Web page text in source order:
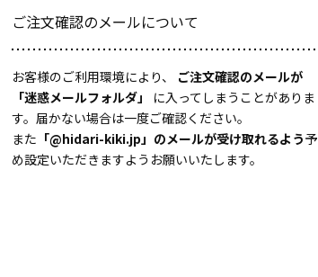
ご注文確認のメールについて
お客様のご利用環境により、
ご注文確認のメールが
「迷惑メールフォルダ」 に入ってしまうことがありま
す。届かない場合は一度ご確認ください。
また 「@hidari-kiki.jp」のメールが受け取れるよう予
め設定いただきますようお願いいたします。